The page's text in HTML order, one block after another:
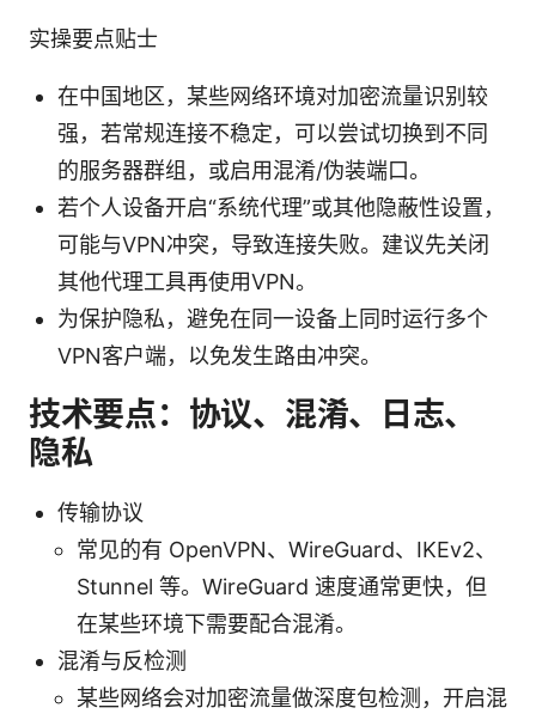
实操要点贴士
在中国地区，某些网络环境对加密流量识别较
强，若常规连接不稳定，可以尝试切换到不同
的服务器群组，或启用混淆/伪装端口。
若个人设备开启“系统代理”或其他隐蔽性设置，
可能与VPN冲突，导致连接失败。建议先关闭
其他代理工具再使用VPN。
为保护隐私，避免在同一设备上同时运行多个
VPN客户端，以免发生路由冲突。
技术要点：协议、混淆、日志、
隐私
传输协议
常见的有 OpenVPN、WireGuard、IKEv2、
Stunnel 等。WireGuard 速度通常更快，但
在某些环境下需要配合混淆。
混淆与反检测
某些网络会对加密流量做深度包检测，开启混